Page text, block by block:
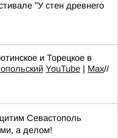
"У стен древнего
и Торецкое в
YouTube | Max//
Севастополь
а делом!